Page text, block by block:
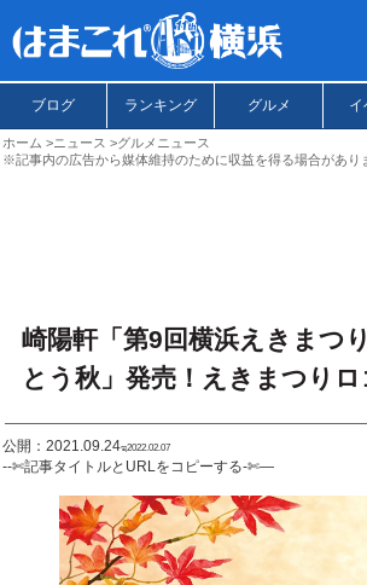
ブログ ランキング グルメ イ
ホーム ニュース
グルメニュース
※記事内の広告から媒体維持のために収益を得る場合があり
崎陽軒「第9回横浜えきまつ
とう秋」発売！えきまつり
公開：2021.09.24ಇ2022.02.07
--✄記事タイトルとURLをコピーする-✄—